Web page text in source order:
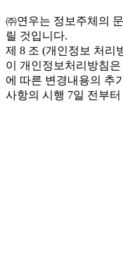
㈜연우는 정보주체의
릴 것입니다.
제 8 조 (개인정보 처리
이 개인정보처리방침
에 따른 변경내용의 추
사항의 시행 7일 전부